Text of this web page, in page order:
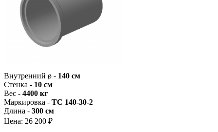
Внутренний ø - 140 см
Стенка - 10 см
Вес - 4400 кг
Маркировка - ТС 140-30-2
Длина - 300 см
Цена: 26 200 ₽